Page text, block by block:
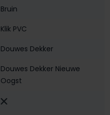
Bruin
Klik PVC
Douwes Dekker
Douwes Dekker Nieuwe
Oogst